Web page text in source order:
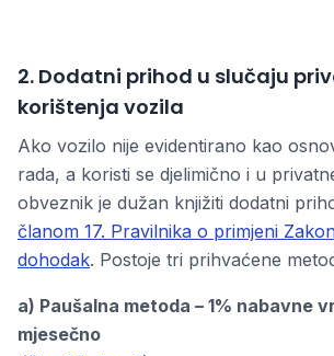
2. Dodatni prihod u slučaju
korištenja vozila
Ako vozilo nije evidentirano kao
rada, a koristi se djelimično i u
obveznik je dužan knjižiti dodatni
članom 17. Pravilnika o primjeni
dohodak. Postoje tri prihvaćene
a) Paušalna metoda – 1% nabavne
mjesečno